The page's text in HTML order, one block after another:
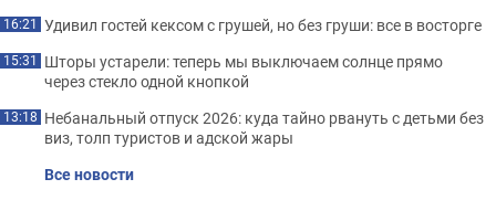
16:21 Удивил гостей кексом с грушей, но без груши: все в восторге
15:31 Шторы устарели: теперь мы выключаем солнце прямо
через стекло одной кнопкой
13:18 Небанальный отпуск 2026: куда тайно рвануть с детьми без
виз, толп туристов и адской жары
Все новости